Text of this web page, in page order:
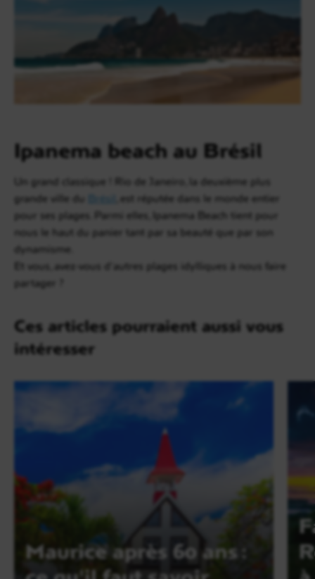
Ipanema beach au Brésil
Un grand classique ! Rio de Janeiro, la deuxième plus
grande ville du
, est réputée dans le monde entier
pour ses plages. Parmi elles, Ipanema Beach tient pour
nous le haut du panier tant par sa beauté que par son
dynamisme.
Et vous, avez-vous d’autres plages idylliques à nous faire
partager ?
Ces articles pourraient aussi vous
intéresser
Maurice après 60 ans :